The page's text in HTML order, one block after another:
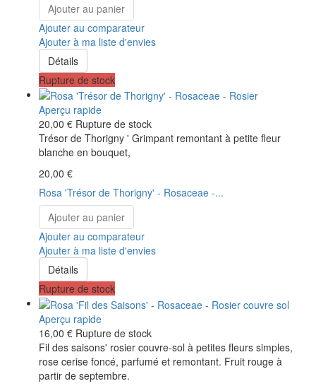
Ajouter au panier
Ajouter au comparateur
Ajouter à ma liste d'envies
Détails
Rupture de stock
Aperçu rapide
20,00 € Rupture de stock
Trésor de Thorigny ' Grimpant remontant à petite fleur
blanche en bouquet,
20,00 €
Rosa 'Trésor de Thorigny' - Rosaceae -...
Ajouter au panier
Ajouter au comparateur
Ajouter à ma liste d'envies
Détails
Rupture de stock
Aperçu rapide
16,00 € Rupture de stock
Fil des saisons' rosier couvre-sol à petites fleurs simples,
rose cerise foncé, parfumé et remontant. Fruit rouge à
partir de septembre.